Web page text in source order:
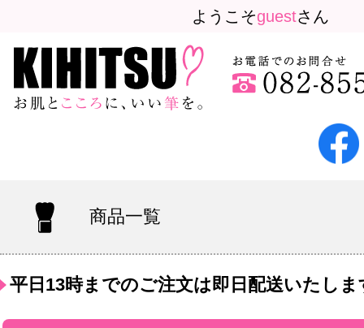
ようこそguestさん
商品一覧
平日13時までのご注文は即日配送いたしま